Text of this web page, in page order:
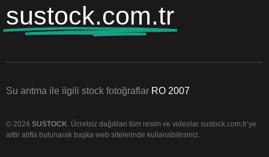
sustock.com.tr
Su arıtma ile ilgili stock fotoğraflar RO 2007
© 2024 SUSTOCK. Ücretsiz dağıtılan tüm resim ve videolar sustock.com.tr’ye
aittir atıfta bulunarak başka web sitelerinde kullanabilirsiniz.